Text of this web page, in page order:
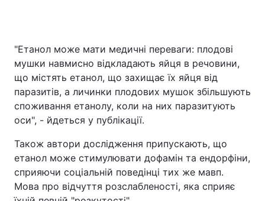
"Етанол може мати медичні переваги: ​​плодові
мушки навмисно відкладають яйця в речовини,
що містять етанол, що захищає їх яйця від
паразитів, а личинки плодових мушок збільшують
споживання етанолу, коли на них паразитують
оси", - йдеться у публікації.
Також автори дослідження припускають, що
етанол може стимулювати дофамін та ендорфіни,
сприяючи соціальній поведінці тих же мавп.
Мова про відчуття розслабленості, яка сприяє